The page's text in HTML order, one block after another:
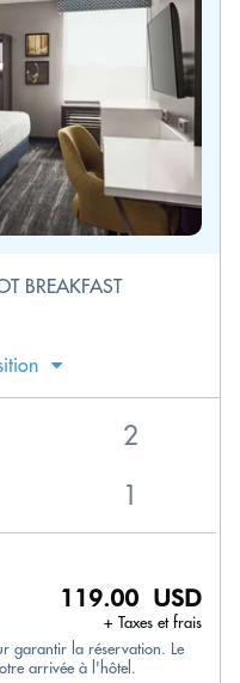
BREAKFAST
119.00 USD
+ Taxes et frais
garantir la réservation. Le
arrivée à l'hôtel.